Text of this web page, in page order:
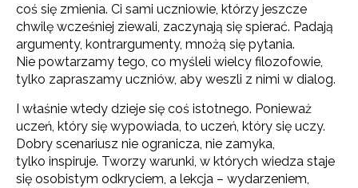
coś się zmienia. Ci sami uczniowie, którzy jeszcze
chwilę wcześniej ziewali, zaczynają się spierać. Padają
argumenty, kontrargumenty, mnożą się pytania.
Nie powtarzamy tego, co myśleli wielcy filozofowie,
tylko zapraszamy uczniów, aby weszli z nimi w dialog.
I właśnie wtedy dzieje się coś istotnego. Ponieważ
uczeń, który się wypowiada, to uczeń, który się uczy.
Dobry scenariusz nie ogranicza, nie zamyka,
tylko inspiruje. Tworzy warunki, w których wiedza staje
się osobistym odkryciem, a lekcja – wydarzeniem,